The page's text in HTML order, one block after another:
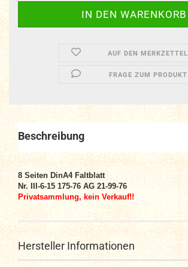
AUF DEN MERKZETTEL
FRAGE ZUM PRODUKT
Beschreibung
8 Seiten DinA4Faltblatt
Nr. III-6-15 175-76 AG 21-99-76
Privatsammlung, kein Verkauf!!
Hersteller Informationen